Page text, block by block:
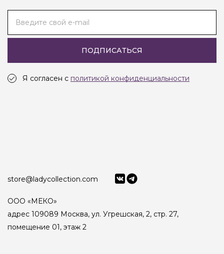
Введите свой e-mail
ПОДПИСАТЬСЯ
Я согласен с политикой конфиденциальности
store@ladycollection.com
ООО «МЕКО»
адрес 109089 Москва, ул. Угрешская, 2, стр. 27,
помещение 01, этаж 2